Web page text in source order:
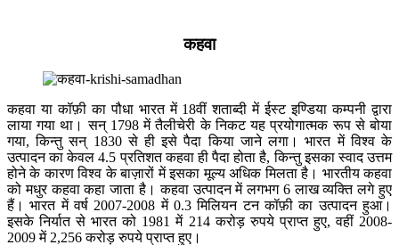
कहवा
कहवा या कॉफ़ी का पौधा भारत में 18वीं शताब्दी में ईस्ट इण्डिया कम्पनी द्वारा
लाया गया था। सन् 1798 में तैलीचेरी के निकट यह प्रयोगात्मक रूप से बोया
गया, किन्तु सन् 1830 से ही इसे पैदा किया जाने लगा। भारत में विश्व के
उत्पादन का केवल 4.5 प्रतिशत कहवा ही पैदा होता है, किन्तु इसका स्वाद उत्तम
होने के कारण विश्व के बाज़ारों में इसका मूल्य अधिक मिलता है। भारतीय कहवा
को मधुर कहवा कहा जाता है। कहवा उत्पादन में लगभग 6 लाख व्यक्ति लगे हुए
हैं। भारत में वर्ष 2007-2008 में 0.3 मिलियन टन कॉफ़ी का उत्पादन हुआ।
इसके निर्यात से भारत को 1981 में 214 करोड़ रुपये प्राप्त हुए, वहीं 2008-
2009 में 2,256 करोड़ रुपये प्राप्त हुए।